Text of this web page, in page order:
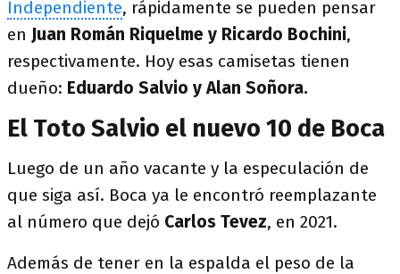
Independiente, rápidamente se pueden pensar
en Juan Román Riquelme y Ricardo Bochini,
respectivamente. Hoy esas camisetas tienen
dueño: Eduardo Salvio y Alan Soñora.
El Toto Salvio el nuevo 10 de Boca
Luego de un año vacante y la especulación de
que siga así. Boca ya le encontró reemplazante
al número que dejó Carlos Tevez, en 2021.
Además de tener en la espalda el peso de la